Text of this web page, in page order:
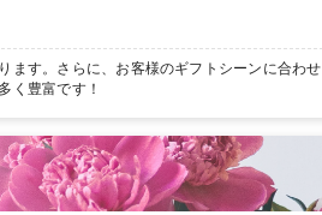
ます。さらに、お客様のギフトシーンに合わせ
く豊富です！